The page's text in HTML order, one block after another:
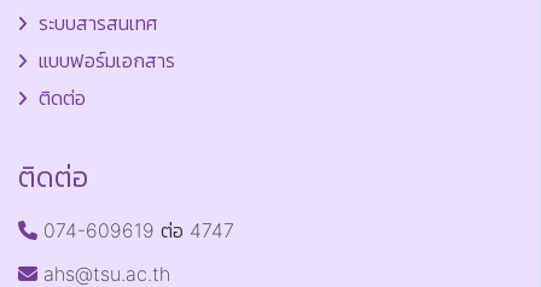
ระบบสารสนเทศ
แบบฟอร์มเอกสาร
ติดต่อ
ติดต่อ
074-609619 ต่อ 4747
ahs@tsu.ac.th